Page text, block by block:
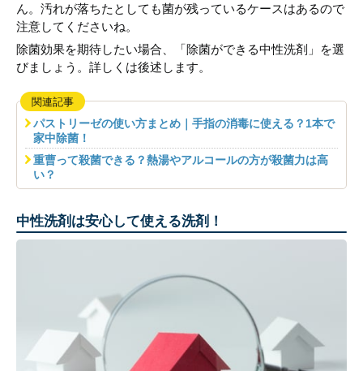
ん。汚れが落ちたとしても菌が残っているケースはあるので
注意してくださいね。
除菌効果を期待したい場合、「除菌ができる中性洗剤」を選
びましょう。詳しくは後述します。
関連記事
パストリーゼの使い方まとめ｜手指の消毒に使える？1本で
家中除菌！
重曹って殺菌できる？熱湯やアルコールの方が殺菌力は高
い？
中性洗剤は安心して使える洗剤！